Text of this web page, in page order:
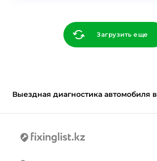
Загрузить еще
Выездная диагностика автомобиля